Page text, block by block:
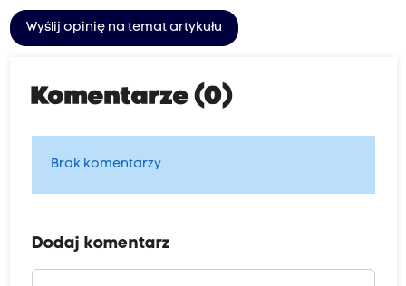
Wyślij opinię na temat artykułu
Komentarze (0)
Brak komentarzy
Dodaj komentarz